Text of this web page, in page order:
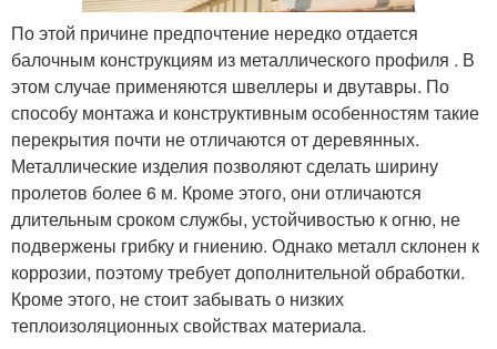
По этой причине предпочтение нередко отдается
балочным конструкциям из металлического профиля . В
этом случае применяются швеллеры и двутавры. По
способу монтажа и конструктивным особенностям такие
перекрытия почти не отличаются от деревянных.
Металлические изделия позволяют сделать ширину
пролетов более 6 м. Кроме этого, они отличаются
длительным сроком службы, устойчивостью к огню, не
подвержены грибку и гниению. Однако металл склонен к
коррозии, поэтому требует дополнительной обработки.
Кроме этого, не стоит забывать о низких
теплоизоляционных свойствах материала.